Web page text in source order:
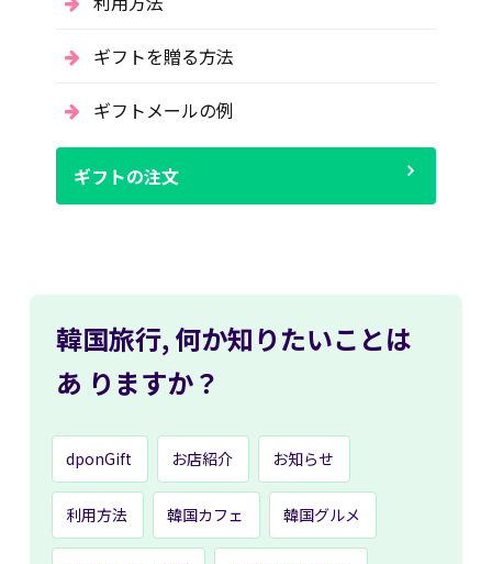
ギフトを贈る方法
ギフトメールの例
ギフトの注文
韓国旅行, 何か知りたいことは
あ りますか？
dponGift お店紹介 お知らせ
利用方法 韓国カフェ 韓国グルメ